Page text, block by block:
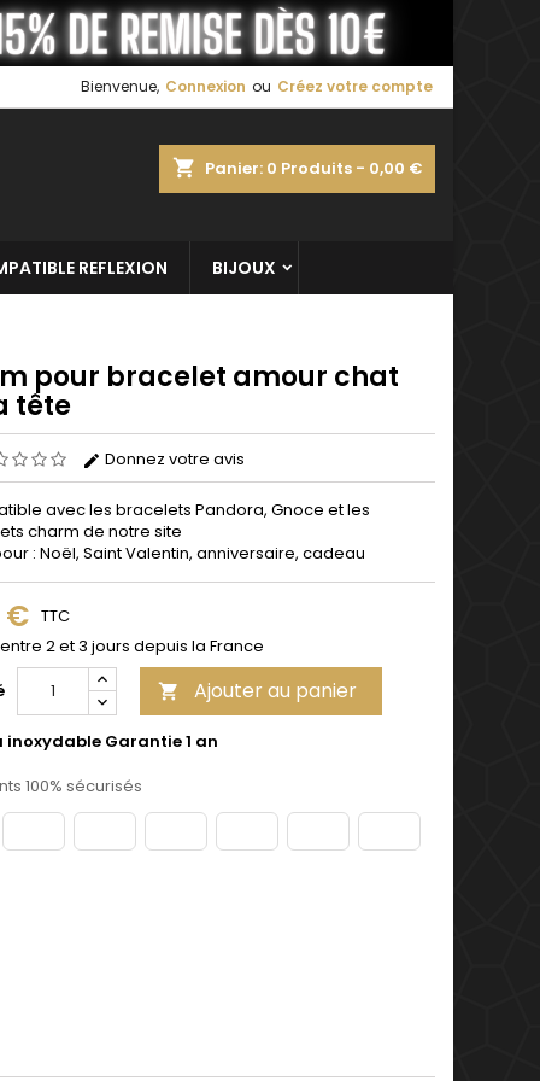
Bienvenue, Connexion ou Créez votre compte
shopping_cart Panier: 0 Produits - 0,00 €
REFLEXION BIJOUX
pour bracelet amour chat
tête
Donnez votre avis
avec les bracelets Pandora, Gnoce et les
charm de notre site
: Noël, Saint Valentin, anniversaire, cadeau
€ TTC
2 et 3 jours depuis la France
 Ajouter au panier
inoxydable Garantie 1 an
100% sécurisés